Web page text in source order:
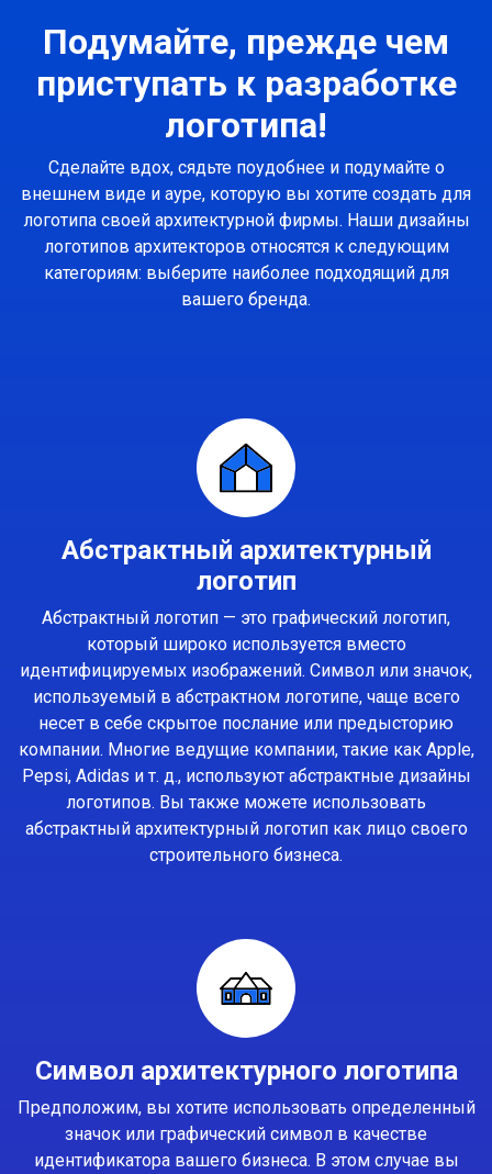
Подумайте, прежде чем
приступать к разработке
логотипа!
Сделайте вдох, сядьте поудобнее и подумайте о
внешнем виде и ауре, которую вы хотите создать для
логотипа своей архитектурной фирмы. Наши дизайны
логотипов архитекторов относятся к следующим
категориям: выберите наиболее подходящий для
вашего бренда.
Абстрактный архитектурный
логотип
Абстрактный логотип — это графический логотип,
который широко используется вместо
идентифицируемых изображений. Символ или значок,
используемый в абстрактном логотипе, чаще всего
несет в себе скрытое послание или предысторию
компании. Многие ведущие компании, такие как Apple,
Pepsi, Adidas и т. д., используют абстрактные дизайны
логотипов. Вы также можете использовать
абстрактный архитектурный логотип как лицо своего
строительного бизнеса.
Символ архитектурного логотипа
Предположим, вы хотите использовать определенный
значок или графический символ в качестве
идентификатора вашего бизнеса. В этом случае вы